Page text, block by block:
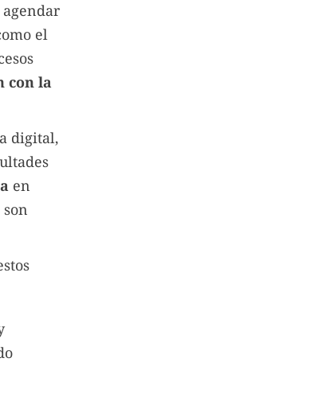
el
con la
digital,
en